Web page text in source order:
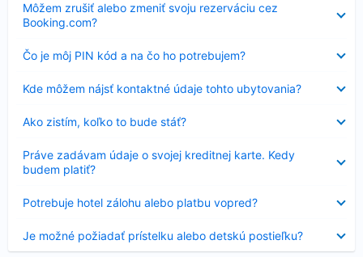
Môžem zrušiť alebo zmeniť svoju rezerváciu cez
Booking.com?
sa
Čo je môj PIN kód a na čo ho potrebujem?
Nezobrazuje
sa
Kde môžem nájsť kontaktné údaje tohto ubytovania?
sa
Ako zistím, koľko to bude stáť?
sa
Práve zadávam údaje o svojej kreditnej karte. Kedy
budem platiť?
sa
Potrebuje hotel zálohu alebo platbu vopred?
sa
Je možné požiadať prístelku alebo detskú postieľku?
sa